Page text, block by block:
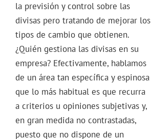
la previsión y control sobre las
divisas pero tratando de mejorar los
tipos de cambio que obtienen.
¿Quién gestiona las divisas en su
empresa? Efectivamente, hablamos
de un área tan específica y espinosa
que lo más habitual es que recurra
a criterios u opiniones subjetivas y,
en gran medida no contrastadas,
puesto que no dispone de un